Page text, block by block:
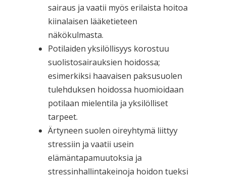
sairaus ja vaatii myös erilaista hoitoa
kiinalaisen lääketieteen
näkökulmasta.
Potilaiden yksilöllisyys korostuu
suolistosairauksien hoidossa;
esimerkiksi haavaisen paksusuolen
tulehduksen hoidossa huomioidaan
potilaan mielentila ja yksilölliset
tarpeet.
Ärtyneen suolen oireyhtymä liittyy
stressiin ja vaatii usein
elämäntapamuutoksia ja
stressinhallintakeinoja hoidon tueksi